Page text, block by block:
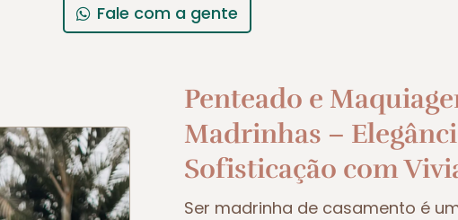
Fale com a gente
Penteado e
Madrinhas –
Sofisticação com
Ser madrinha de casamento é